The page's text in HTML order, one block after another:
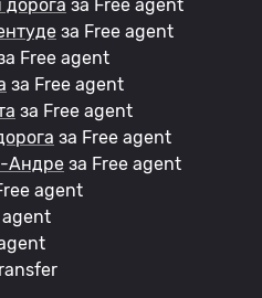
за Free agent
за Free agent
Free agent
за Free agent
за Free agent
за Free agent
Андре за Free agent
agent
agent